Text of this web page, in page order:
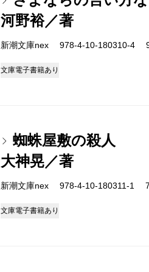
河野裕／著
新潮文庫nex 978-4-10-180310-4
文庫電子書籍あり
蜘蛛屋敷の殺人
大神晃／著
新潮文庫nex 978-4-10-180311-1
文庫電子書籍あり